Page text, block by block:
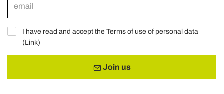
I have read and accept the Terms of use of personal data
(Link)
Join us